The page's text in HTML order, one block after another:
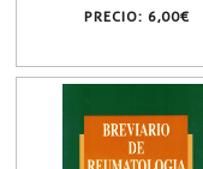
PRECIO: 6,00€